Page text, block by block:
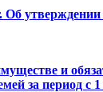
Об
и
за период с